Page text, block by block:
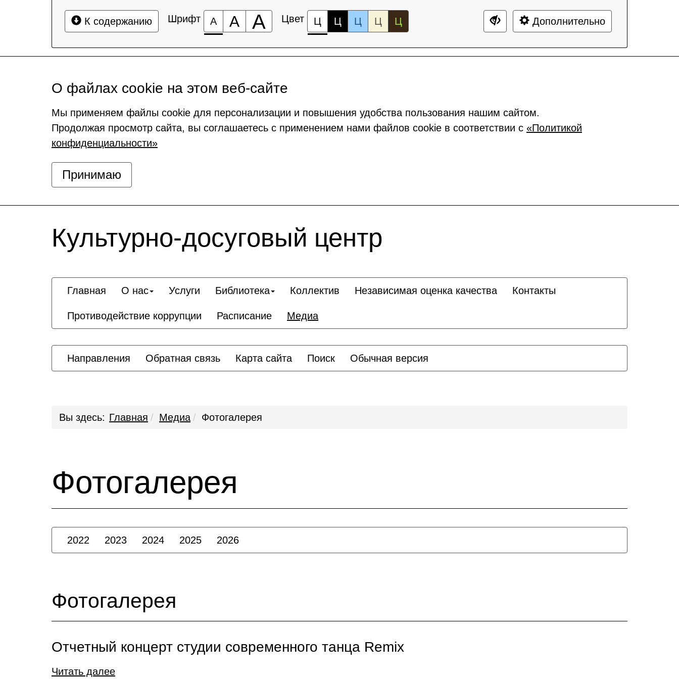
К содержанию Шрифт А А А Цвет Ц Ц Ц Ц Ц Дополнительно
О файлах cookie на этом веб-сайте
Мы применяем файлы cookie для персонализации и повышения удобства пользования нашим сайтом.
Продолжая просмотр сайта, вы соглашаетесь с применением нами файлов cookie в соответствии с «Политикой
конфиденциальности»
Принимаю
Культурно-досуговый центр
Главная О нас Услуги Библиотека Коллектив Независимая оценка качества Контакты
Противодействие коррупции Расписание Медиа
Направления Обратная связь Карта сайта Поиск Обычная версия
Вы здесь: Главная Медиа Фотогалерея
Фотогалерея
2022 2023 2024 2025 2026
Фотогалерея
Отчетный концерт студии современного танца Remix
Читать далее